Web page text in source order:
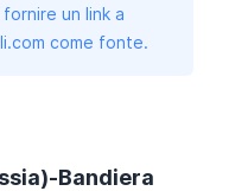
un link a
come fonte.
Bandiera